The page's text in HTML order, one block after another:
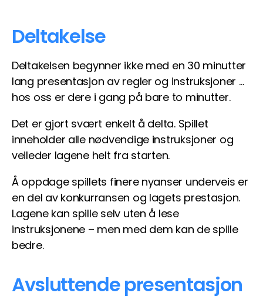
Deltakelse
Deltakelsen begynner ikke med en 30 minutter
lang presentasjon av regler og instruksjoner …
hos oss er dere i gang på bare to minutter.
Det er gjort svært enkelt å delta. Spillet
inneholder alle nødvendige instruksjoner og
veileder lagene helt fra starten.
Å oppdage spillets finere nyanser underveis er
en del av konkurransen og lagets prestasjon.
Lagene kan spille selv uten å lese
instruksjonene – men med dem kan de spille
bedre.
Avsluttende presentasjon